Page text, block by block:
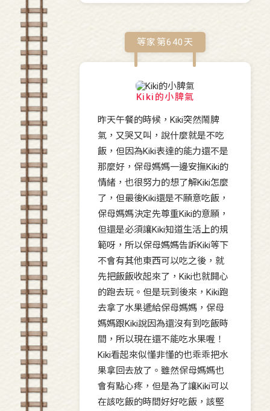
等家第640 天
Kiki的小脾氣
昨天午餐的時候，Kiki突然鬧脾
氣，又哭又叫，說什麼就是不吃
飯，但因為Kiki表達的能力還不是
那麼好，保母媽媽一邊安撫Kiki的
情緒，也很努力的想了解Kiki怎麼
了，但最後Kiki還是不願意吃飯，
保母媽媽決定先尊重Kiki的意願，
但還是必須讓Kiki知道生活上的規
範呀，所以保母媽媽告訴Kiki等下
不會有其他東西可以吃之後，就
先把飯飯收起來了，Kiki也就開心
的跑去玩。但是玩到後來，Kiki跑
去拿了水果遞給保母媽媽，保母
媽媽跟Kiki說因為還沒有到吃飯時
間，所以現在還不能吃水果喔！
Kiki看起來似懂非懂的也乖乖把水
果拿回去放了。雖然保母媽媽也
會有點心疼，但是為了讓Kiki可以
在該吃飯的時間好好吃飯，該堅